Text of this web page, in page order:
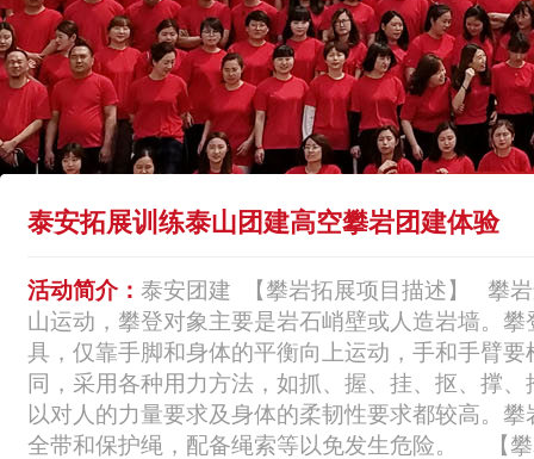
泰安拓展训练泰山团建高空攀岩团建体验
活动简介： 泰安团建 【攀岩拓展项目描述】 攀
山运动，攀登对象主要是岩石峭壁或人造岩墙。攀
具，仅靠手脚和身体的平衡向上运动，手和手臂要
同，采用各种用力方法，如抓、握、挂、抠、撑、
以对人的力量要求及身体的柔韧性要求都较高。攀
全带和保护绳，配备绳索等以免发生危险。 【